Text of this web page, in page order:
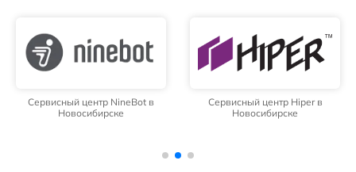
Сервисный центр NineBot в
Новосибирске
Сервисный центр Hiper в
Новосибирске